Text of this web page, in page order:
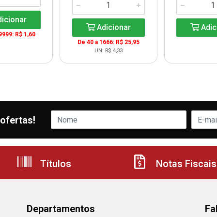
R$ 1,60
Adicionar
De 40 a 1666: R$ 25,95
UN: R$ 4,33
Títulos Notas Fiscais
Departamentos